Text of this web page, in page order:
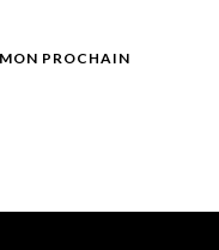
PROCHAIN